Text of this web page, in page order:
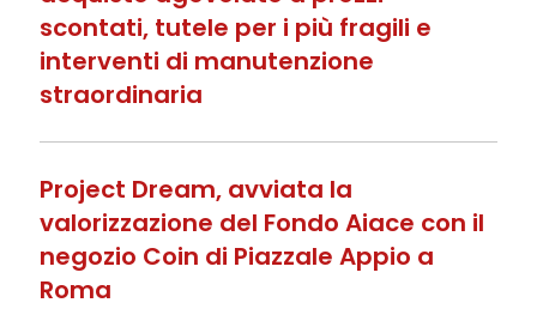
scontati, tutele per i più fragili e
interventi di manutenzione
straordinaria
Project Dream, avviata la
valorizzazione del Fondo Aiace con il
negozio Coin di Piazzale Appio a
Roma